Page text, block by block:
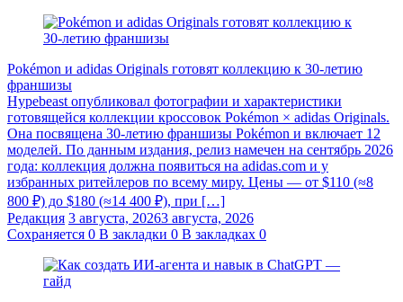
Pokémon и adidas Originals готовят коллекцию к 30-летию
франшизы
Hypebeast опубликовал фотографии и характеристики
готовящейся коллекции кроссовок Pokémon × adidas Originals.
Она посвящена 30-летию франшизы Pokémon и включает 12
моделей. По данным издания, релиз намечен на сентябрь 2026
года: коллекция должна появиться на adidas.com и у
избранных ритейлеров по всему миру. Цены — от $110 (≈8
800 ₽) до $180 (≈14 400 ₽), при […]
Редакция 3 августа, 20263 августа, 2026
Сохраняется 0 В закладки 0 В закладках 0